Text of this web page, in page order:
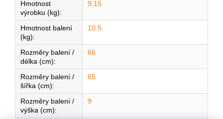
Hmotnost
výrobku (kg):
9,15
Hmotnost balení
(kg):
10.5
Rozměry balení /
délka (cm):
66
Rozměry balení /
šířka (cm):
65
Rozměry balení /
výška (cm):
9